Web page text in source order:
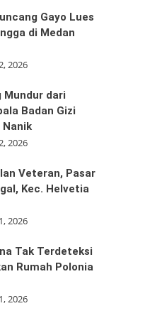
Gayo Lues
di Medan
2026
Mundur dari
Badan Gizi
Nanik
2026
Veteran, Pasar
Kec. Helvetia
2026
Tak Terdeteksi
Rumah Polonia
2026